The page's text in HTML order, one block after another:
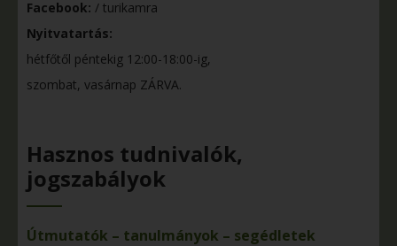
Facebook: / turikamra
Nyitvatartás:
hétfőtől péntekig 12:00-18:00-ig,
szombat, vasárnap ZÁRVA.
Hasznos tudnivalók,
jogszabályok
Útmutatók – tanulmányok – segédletek